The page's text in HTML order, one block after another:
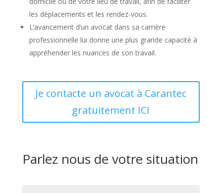
les déplacements et les rendez-vous.
L’avancement d’un avocat dans sa carrière
professionnelle lui donne une plus grande capacité à
appréhender les nuances de son travail.
Je contacte un avocat à Carantec
gratuitement ICI
Parlez nous de votre situation